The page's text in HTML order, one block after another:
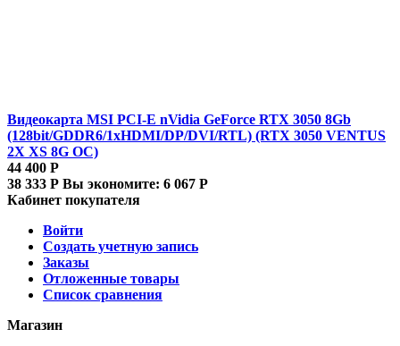
Видеокарта MSI PCI-E nVidia GeForce RTX 3050 8Gb
(128bit/GDDR6/1xHDMI/DP/DVI/RTL) (RTX 3050 VENTUS
2X XS 8G OC)
44 400 Р
38 333 Р Вы экономите: 6 067 Р
Кабинет покупателя
Войти
Создать учетную запись
Заказы
Отложенные товары
Список сравнения
Магазин